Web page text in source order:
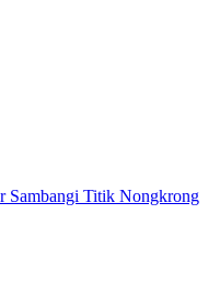
Sambangi Titik Nongkrong